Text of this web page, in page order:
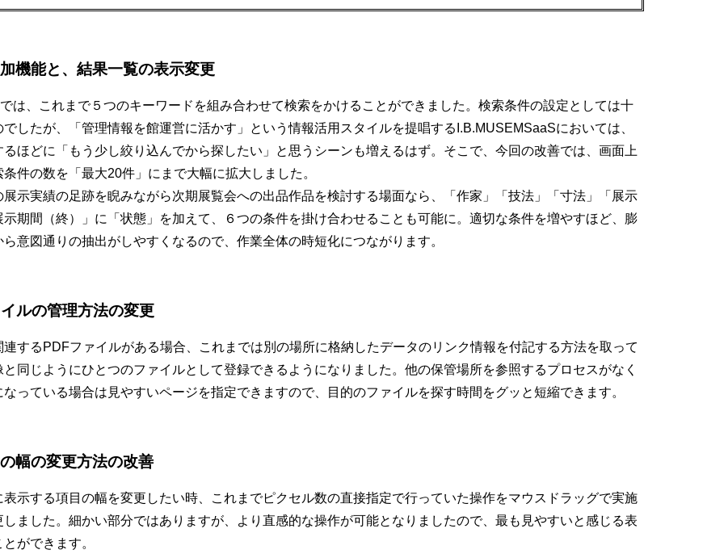
機能と、結果一覧の表示変更
は、これまで５つのキーワードを組み合わせて検索をかけることができました。検索条件の設定としては十
したが、「管理情報を館運営に活かす」という情報活用スタイルを提唱するI.B.MUSEMSaaSにおいては、
ほどに「もう少し絞り込んでから探したい」と思うシーンも増えるはず。そこで、今回の改善では、画面上
件の数を「最大20件」にまで大幅に拡大しました。
示実績の足跡を睨みながら次期展覧会への出品作品を検討する場面なら、「作家」「技法」「寸法」「展示
期間（終）」に「状態」を加えて、６つの条件を掛け合わせることも可能に。適切な条件を増やすほど、膨
意図通りの抽出がしやすくなるので、作業全体の時短化につながります。
ルの管理方法の変更
するPDFファイルがある場合、これまでは別の場所に格納したデータのリンク情報を付記する方法を取って
同じようにひとつのファイルとして登録できるようになりました。他の保管場所を参照するプロセスがなく
っている場合は見やすいページを指定できますので、目的のファイルを探す時間をグッと短縮できます。
幅の変更方法の改善
示する項目の幅を変更したい時、これまでピクセル数の直接指定で行っていた操作をマウスドラッグで実施
ました。細かい部分ではありますが、より直感的な操作が可能となりましたので、最も見やすいと感じる表
ができます。